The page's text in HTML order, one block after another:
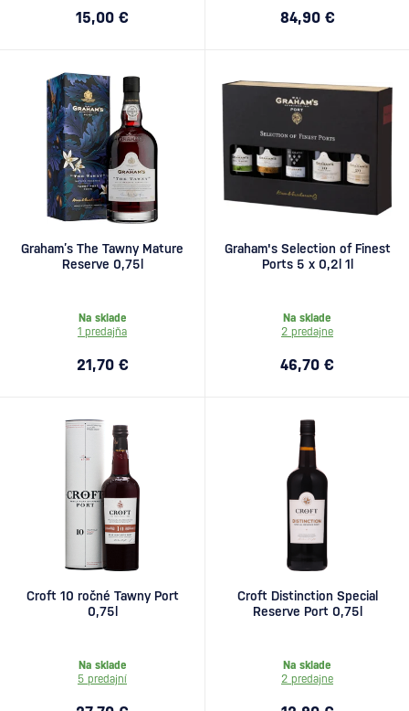
15,00 € 84,90 €
Graham’s The Tawny Mature
Reserve 0,75l
Na sklade
1 predajňa
21,70 €
Graham's Selection of Finest
Ports 5 x 0,2l 1l
Na sklade
2 predajne
46,70 €
Croft 10 ročné Tawny Port
0,75l
Na sklade
5 predajní
Croft Distinction Special
Reserve Port 0,75l
Na sklade
2 predajne